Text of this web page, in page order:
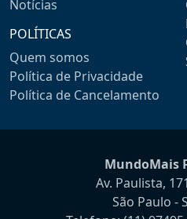
Notícias
POLÍTICAS
Quem somos
Política de Privacidade
Política de Cancelamento
MundoMais
Av. Paulista,
São Paulo -